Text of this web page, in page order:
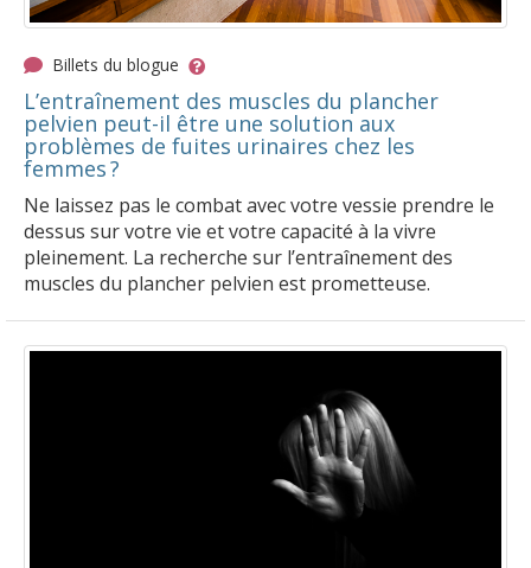
Billets du blogue
L’entraînement des muscles du plancher
pelvien peut-il être une solution aux
problèmes de fuites urinaires chez les
femmes ?
Ne laissez pas le combat avec votre vessie prendre le
dessus sur votre vie et votre capacité à la vivre
pleinement. La recherche sur l’entraînement des
muscles du plancher pelvien est prometteuse.